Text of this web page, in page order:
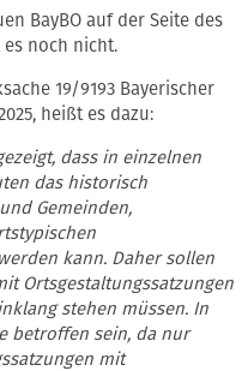
BayBO auf der Seite des
noch nicht.
19/9193 Bayerischer
heißt es dazu:
dass in einzelnen
das historisch
Gemeinden,
kann. Daher sollen
Ortsgestaltungssatzungen
stehen müssen. In
betroffen sein, da nur
mit